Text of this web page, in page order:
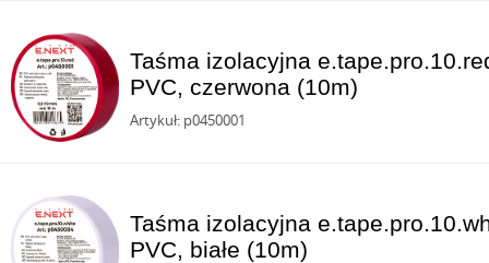
Taśma izolacyjna
PVC, czerwona (10m)
Artykuł: p0450001
Taśma izolacyjna
PVC, białe (10m)